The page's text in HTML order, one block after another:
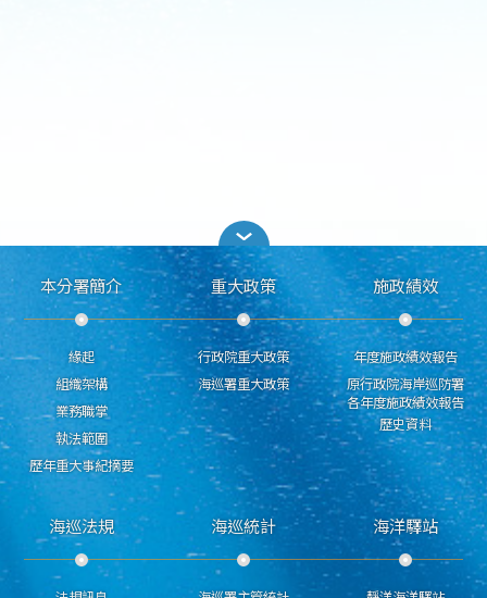
本分署簡介
緣起
組織架構
業務職掌
執法範圍
歷年重大事紀摘要
重大政策
行政院重大政策
海巡署重大政策
施政績效
年度施政績效報告
原行政院海岸巡防署
各年度施政績效報告
歷史資料
海巡法規 海巡統計 海洋驛站